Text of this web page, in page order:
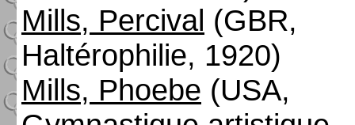
Mills, Percival (GBR,
Haltérophilie, 1920)
Mills, Phoebe (USA,